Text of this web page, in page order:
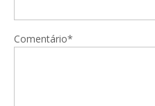
Comentário*